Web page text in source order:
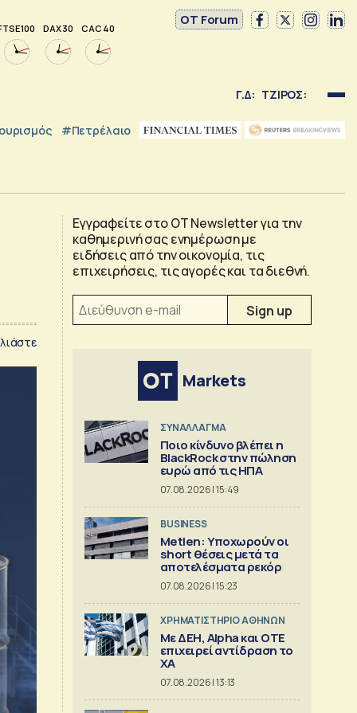
100 DAX 30 CAC 40
OT Forum
Γ.Δ: ΤΖΙΡΟΣ:
#Πετρέλαιο
Εγγραφείτε στο OT Newsletter για την
καθημερινή σας ενημέρωση με
ειδήσεις από την οικονομία, τις
επιχειρήσεις, τις αγορές και τα διεθνή.
Markets
ΣΥΝΑΛΛΑΓΜΑ
Ποιο κίνδυνο βλέπει η
BlackRock στην πώληση
ευρώ από τις ΗΠΑ
07.08.2026 | 15:49
BUSINESS
Metlen: Υποχωρούν οι
short θέσεις μετά τα
αποτελέσματα ρεκόρ
07.08.2026 | 15:23
XΡΗΜΑΤΙΣΤΗΡΙΟ ΑΘΗΝΩΝ
Με ΔΕΗ, Alpha και ΟΤΕ
επιχειρεί αντίδραση το
ΧΑ
07.08.2026 | 13:13